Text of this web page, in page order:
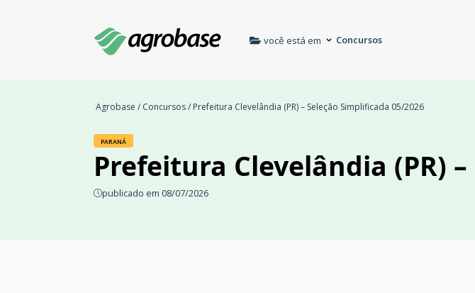
você está em Concursos
Agrobase / Concursos/ Prefeitura Clevelândia (PR) – Seleção Simplificada 05/2026
PARANÁ
Prefeitura Clevelândia (PR)
publicado em 08/07/2026